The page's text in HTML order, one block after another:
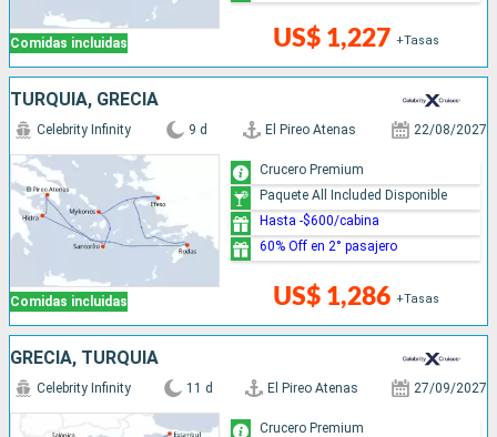
Comidas incluidas US$ 1,227 +Tasas
TURQUÍA, GRECIA
Comidas incluidas
Celebrity Infinity 9 d El Pireo Atenas 22/08/2027
US$ 1,286 +Tasas
Crucero Premium
Paquete All Included Disponible
Hasta -$600/cabina
60% Off en 2° pasajero
GRECIA, TURQUÍA
Celebrity Infinity 11 d El Pireo Atenas 27/09/2027
Crucero Premium